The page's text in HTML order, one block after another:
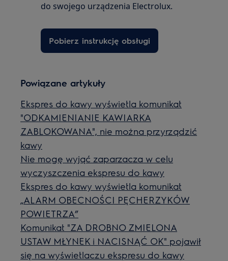
do swojego urządzenia Electrolux.
Pobierz instrukcję obsługi
Powiązane artykuły
Ekspres do kawy wyświetla komunikat
"ODKAMIENIANIE KAWIARKA
ZABLOKOWANA", nie można przyrządzić
kawy
Nie mogę wyjąć zaparzacza w celu
wyczyszczenia ekspresu do kawy
Ekspres do kawy wyświetla komunikat
„ALARM OBECNOŚCI PĘCHERZYKÓW
POWIETRZA”
Komunikat "ZA DROBNO ZMIELONA
USTAW MŁYNEK i NACISNĄĆ OK" pojawił
się na wyświetlaczu ekspresu do kawy